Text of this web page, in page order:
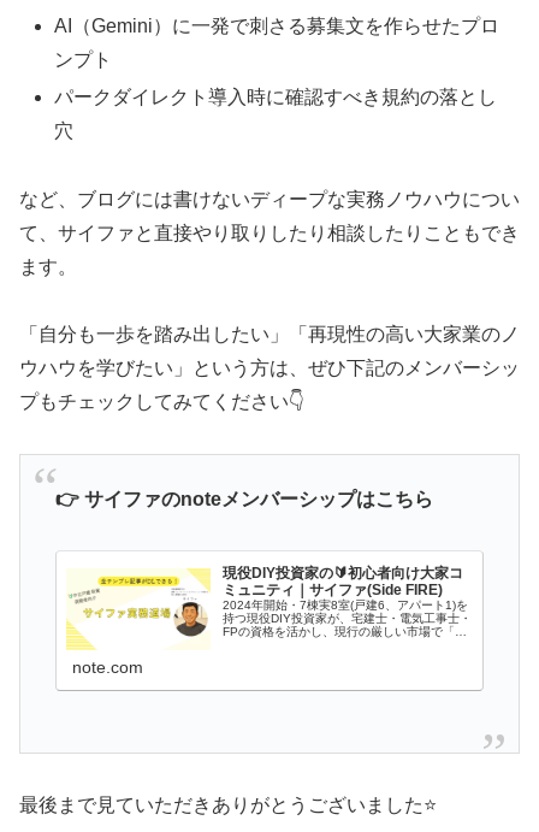
AI（Gemini）に一発で刺さる募集文を作らせたプロ
ンプト
パークダイレクト導入時に確認すべき規約の落とし
穴
など、ブログには書けないディープな実務ノウハウについ
て、サイファと直接やり取りしたり相談したりこともでき
ます。
「自分も一歩を踏み出したい」「再現性の高い大家業のノ
ウハウを学びたい」という方は、ぜひ下記のメンバーシッ
プもチェックしてみてください👇
👉 サイファのnoteメンバーシップはこちら
現役DIY投資家の🔰初心者向け大家コ
ミュニティ｜サイファ(Side FIRE)
2024年開始・7棟実8室(戸建6、アパート1)を
持つ現役DIY投資家が、宅建士・電気工事士・
FPの資格を活かし、現行の厳しい市場で「再
note.com
最後まで見ていただきありがとうございました⭐